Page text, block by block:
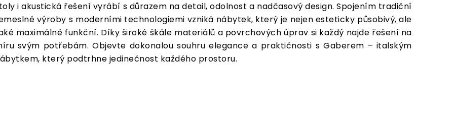
i akustická řešení vyrábí s důrazem na detail, odolnost a nadčasový design. Spojením tradiční
výroby s moderními technologiemi vzniká nábytek, který je nejen esteticky působivý, ale
maximálně funkční. Díky široké škále materiálů a povrchových úprav si každý najde řešení na
svým potřebám. Objevte dokonalou souhru elegance a praktičnosti s Gaberem – italským
který podtrhne jedinečnost každého prostoru.